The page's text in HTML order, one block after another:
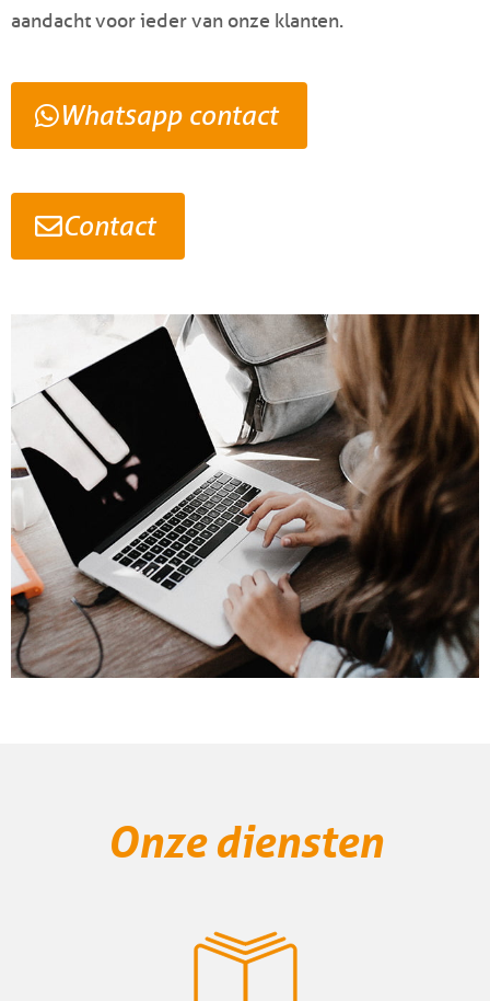
aandacht voor ieder van onze klanten.
Whatsapp contact
Contact
Onze diensten